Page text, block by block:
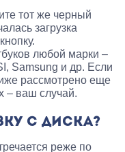
тот же черный
загрузка
любой марки –
Samsung и др. Если
рассмотрено еще
– ваш случай.
С ДИСКА?
реже по